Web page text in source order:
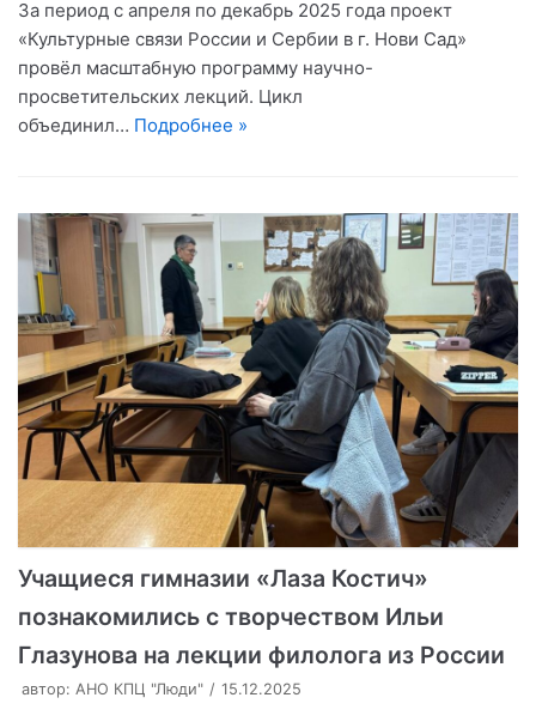
За период с апреля по декабрь 2025 года проект
«Культурные связи России и Сербии в г. Нови Сад»
провёл масштабную программу научно-
просветительских лекций. Цикл
объединил… Подробнее »
Учащиеся гимназии «Лаза Костич»
познакомились с творчеством Ильи
Глазунова на лекции филолога из России
автор: АНО КПЦ "Люди" 15.12.2025